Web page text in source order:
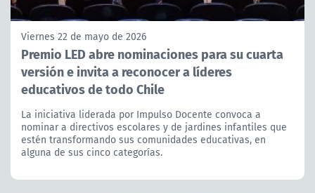
Viernes 22 de mayo de 2026
Premio LED abre nominaciones para su cuarta
versión e invita a reconocer a líderes
educativos de todo Chile
La iniciativa liderada por Impulso Docente convoca a
nominar a directivos escolares y de jardines infantiles que
estén transformando sus comunidades educativas, en
alguna de sus cinco categorías.